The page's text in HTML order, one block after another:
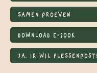
SAMEN PROEVEN
DOWNLOAD E-BOOK
JA, IK WIL FLESSENPOST!